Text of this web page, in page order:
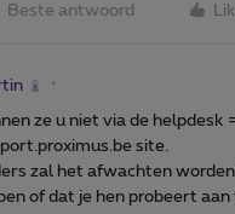
Beste antwoord
ze u niet via de
site.
zal het afwachten
of dat je hen probeert